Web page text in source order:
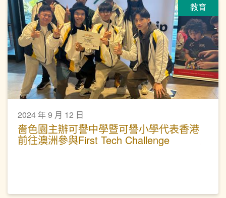
教育
2024 年 9 月 12 日
嗇色園主辦可譽中學暨可譽小學代表香港
前往澳洲參與First Tech Challenge